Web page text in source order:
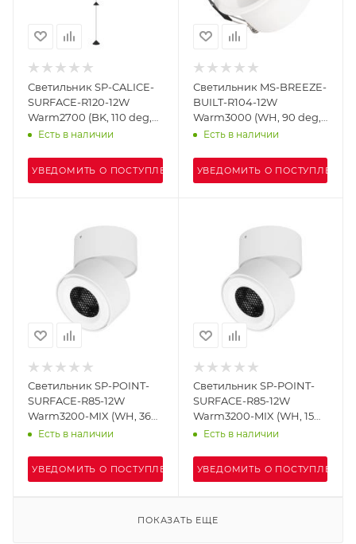
Светильник SP-CALICE-
SURFACE-R120-12W
Warm2700 (BK, 110 deg,
230V) (Arlight, IP20
Есть в наличии
УВЕДОМИТЬ О ПОСТУПЛЕНИИ
Светильник MS-BREEZE-
BUILT-R104-12W
Warm3000 (WH, 90 deg,
230V) (Arlight, IP20
Есть в наличии
УВЕДОМИТЬ О ПОСТУПЛЕНИИ
Светильник SP-POINT-
SURFACE-R85-12W
Warm3200-MIX (WH, 36
deg, 230V) (Arlight, IP20
Есть в наличии
УВЕДОМИТЬ О ПОСТУПЛЕНИИ
Светильник SP-POINT-
SURFACE-R85-12W
Warm3200-MIX (WH, 15
deg, 230V) (Arlight, IP20
Есть в наличии
УВЕДОМИТЬ О ПОСТУПЛЕНИИ
ПОКАЗАТЬ ЕЩЕ